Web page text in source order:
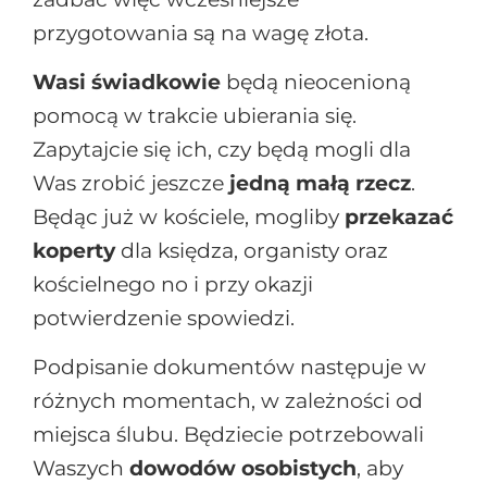
przygotowania są na wagę złota.
Wasi świadkowie będą nieocenioną
pomocą w trakcie ubierania się.
Zapytajcie się ich, czy będą mogli dla
Was zrobić jeszcze jedną małą rzecz.
Będąc już w kościele, mogliby przekazać
kopertydla księdza, organisty oraz
kościelnego no i przy okazji
potwierdzenie spowiedzi.
Podpisanie dokumentów następuje w
różnych momentach, w zależności od
miejsca ślubu. Będziecie potrzebowali
Waszych dowodów osobistych, aby